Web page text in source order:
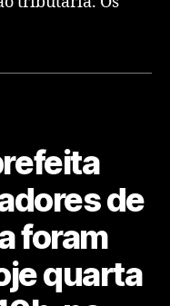
de
foram
quarta